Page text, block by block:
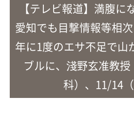
【テレビ報道】満腹に
愛知でも目撃情報等相
年に1度のエサ不足で山
ブルに、淺野玄准教
科）、11/14（